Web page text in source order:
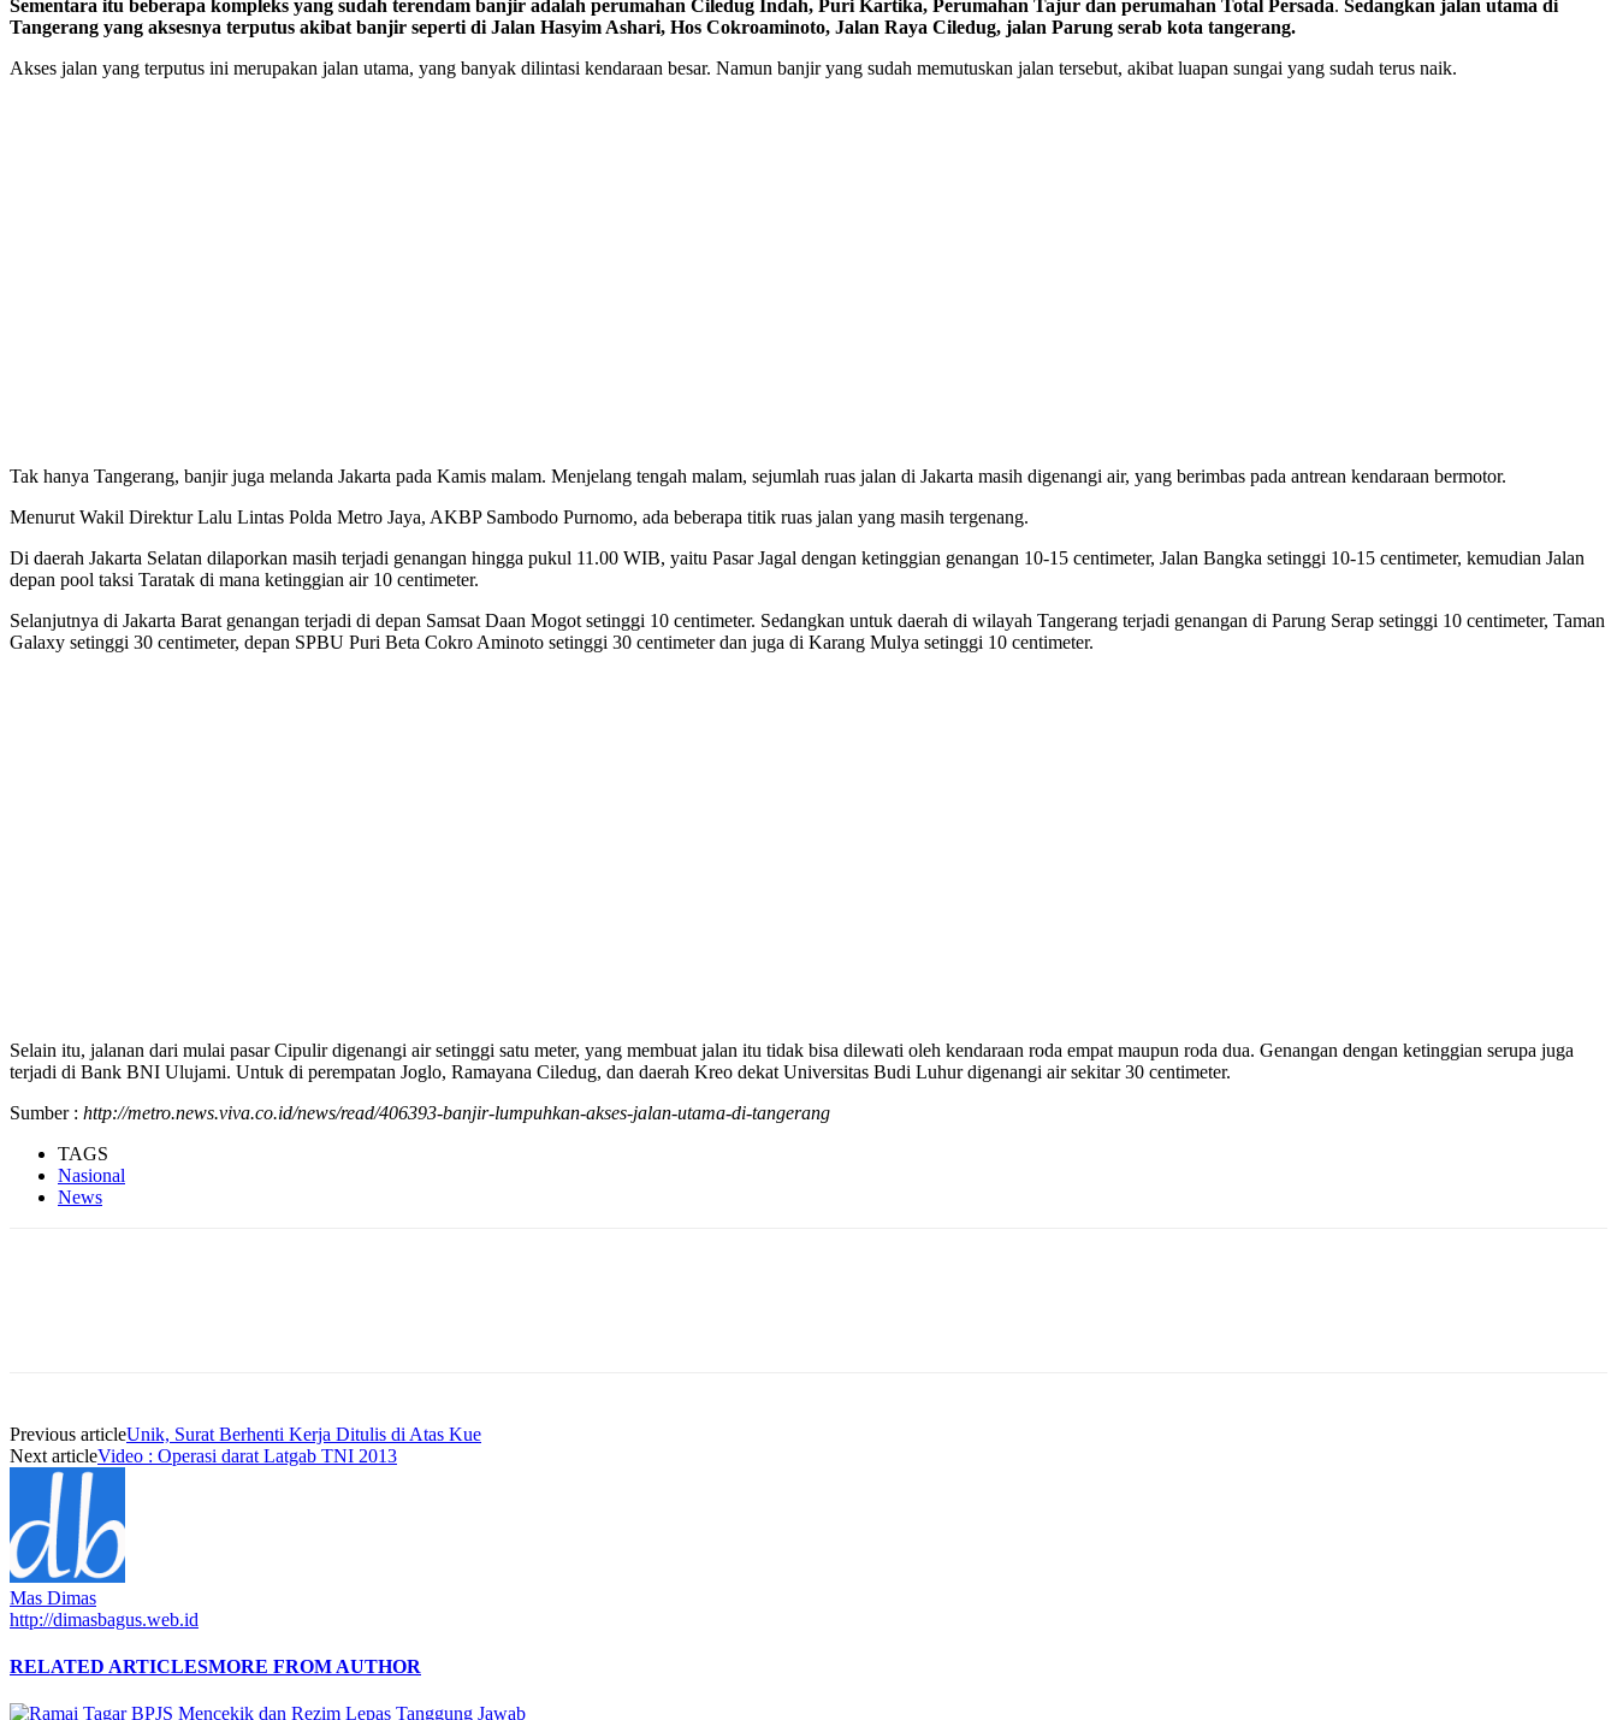
Sementara itu beberapa kompleks yang sudah terendam banjir adalah perumahan Ciledug Indah, Puri Kartika, Perumahan Tajur dan perumahan Total Persada. Sedangkan jalan utama di
Tangerang yang aksesnya terputus akibat banjir seperti di Jalan Hasyim Ashari, Hos Cokroaminoto, Jalan Raya Ciledug, jalan Parung serab kota tangerang.
Akses jalan yang terputus ini merupakan jalan utama, yang banyak dilintasi kendaraan besar. Namun banjir yang sudah memutuskan jalan tersebut, akibat luapan sungai yang sudah terus naik.
Tak hanya Tangerang, banjir juga melanda Jakarta pada Kamis malam. Menjelang tengah malam, sejumlah ruas jalan di Jakarta masih digenangi air, yang berimbas pada antrean kendaraan bermotor.
Menurut Wakil Direktur Lalu Lintas Polda Metro Jaya, AKBP Sambodo Purnomo, ada beberapa titik ruas jalan yang masih tergenang.
Di daerah Jakarta Selatan dilaporkan masih terjadi genangan hingga pukul 11.00 WIB, yaitu Pasar Jagal dengan ketinggian genangan 10-15 centimeter, Jalan Bangka setinggi 10-15 centimeter, kemudian Jalan
depan pool taksi Taratak di mana ketinggian air 10 centimeter.
Selanjutnya di Jakarta Barat genangan terjadi di depan Samsat Daan Mogot setinggi 10 centimeter. Sedangkan untuk daerah di wilayah Tangerang terjadi genangan di Parung Serap setinggi 10 centimeter, Taman
Galaxy setinggi 30 centimeter, depan SPBU Puri Beta Cokro Aminoto setinggi 30 centimeter dan juga di Karang Mulya setinggi 10 centimeter.
Selain itu, jalanan dari mulai pasar Cipulir digenangi air setinggi satu meter, yang membuat jalan itu tidak bisa dilewati oleh kendaraan roda empat maupun roda dua. Genangan dengan ketinggian serupa juga
terjadi di Bank BNI Ulujami. Untuk di perempatan Joglo, Ramayana Ciledug, dan daerah Kreo dekat Universitas Budi Luhur digenangi air sekitar 30 centimeter.
Sumber : http://metro.news.viva.co.id/news/read/406393-banjir-lumpuhkan-akses-jalan-utama-di-tangerang
TAGS
Nasional
News
Previous articleUnik, Surat Berhenti Kerja Ditulis di Atas Kue
Next articleVideo : Operasi darat Latgab TNI 2013
Mas Dimas
http://dimasbagus.web.id
RELATED ARTICLESMORE FROM AUTHOR